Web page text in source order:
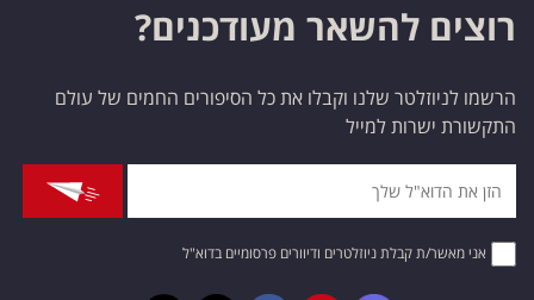
רוצים להשאר מעודכנים?
הרשמו לניוזלטר שלנו וקבלו את כל הסיפורים החמים של עולם
התקשורת ישרות למייל
אני מאשר/ת קבלת ניוזלטרים ודיוורים פרסומיים בדוא"ל